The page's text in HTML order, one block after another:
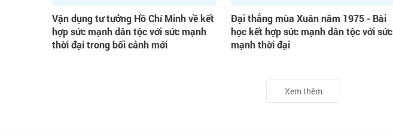
Vận dụng tư tưởng Hồ Chí Minh về kết
hợp sức mạnh dân tộc với sức mạnh
thời đại trong bối cảnh mới
Đại thắng mùa Xuân năm 1975 - Bài
học kết hợp sức mạnh dân tộc với sức
mạnh thời đại
Xem thêm